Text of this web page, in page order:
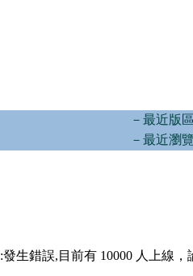
－最近版
－最近瀏
發生錯誤,目前有 10000 人上線